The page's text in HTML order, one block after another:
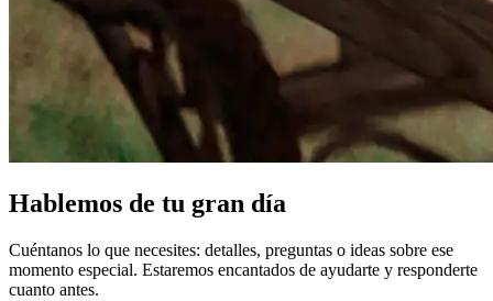
Hablemos de tu gran día
Cuéntanos lo que necesites: detalles, preguntas o ideas sobre ese
momento especial. Estaremos encantados de ayudarte y responderte
cuanto antes.